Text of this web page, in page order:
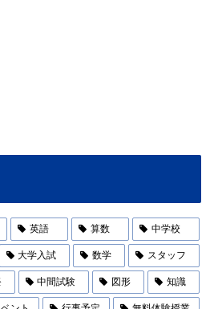
英語 算数 中学校
大学入試 数学 スタッフ
中間試験 図形 知識